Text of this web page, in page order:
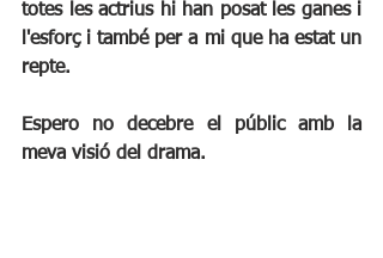
totes les actrius hi han posat les ganes i
l'esforç i també per a mi que ha estat un
repte.
Espero no decebre el públic amb la
meva visió del drama.